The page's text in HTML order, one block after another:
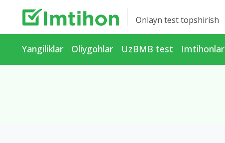
Onlayn test topshirish
Yangiliklar Oliygohlar UzBMB test Imtihonlar